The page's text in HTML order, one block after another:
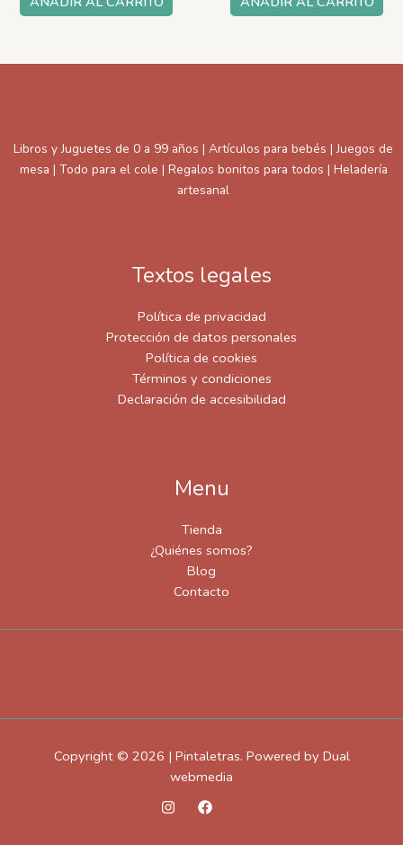
Libros y Juguetes de 0 a 99 años | Artículos para bebés | Juegos de
mesa | Todo para el cole | Regalos bonitos para todos | Heladería
artesanal
Textos legales
Política de privacidad
Protección de datos personales
Política de cookies
Términos y condiciones
Declaración de accesibilidad
Menu
Tienda
¿Quiénes somos?
Blog
Contacto
Copyright © 2026 | Pintaletras. Powered by Dual
webmedia